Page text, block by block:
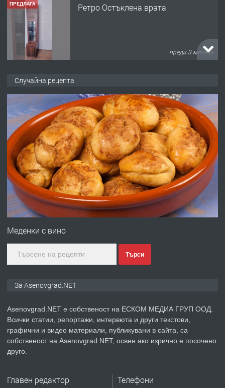
ПРЕДЛАГА Ретро Остъклена врата
преди 3 месеца
преди 10 месеца
ПРЕДЛАГА
Професионална броячна машина -
със сертификат от ЕЦБ
преди 1 година
ПРЕДЛАГА
Професионална зеленчукорезачка
преди 2 години
ПРЕДЛАГА
Давам индивидуалани уроци по
Случайна рецепта
Меденки с вино
Търси
За Asenovgrad.NET
Asenovgrad.NET е собственост на ЕСКОМ МЕДИА ГРУП ООД.
Всички статии, репортажи, интервюта и други текстови,
графични и видео материали, публикувани в сайта, са
собственост на Asenovgrad.NET, освен ако изрично е посочено
друго.
Главен редактор Телефони